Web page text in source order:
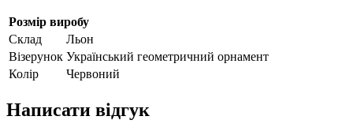
Розмір виробу
Склад
Льон
Візерунок Український геометричний орнамент
Колір
Червоний
Написати відгук